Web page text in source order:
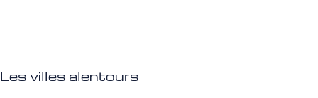
Les villes alentours